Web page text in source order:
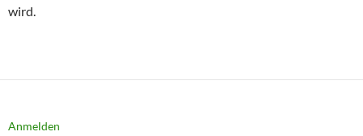
wird.
Anmelden